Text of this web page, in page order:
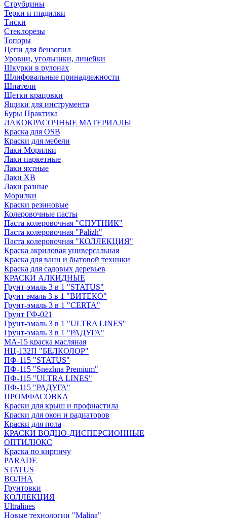
Струбцины
Терки и гладилки
Тиски
Стеклорезы
Топоры
Цепи для бензопил
Уровни, угольники, линейки
Шкурки в рулонах
Шлифовальные принадлежности
Шпатели
Щетки крацовки
Ящики для инструмента
Буры Практика
ЛАКОКРАСОЧНЫЕ МАТЕРИАЛЫ
Краска для OSB
Краски для мебели
Лаки Морилки
Лаки паркетные
Лаки яхтные
Лаки ХВ
Лаки разные
Морилки
Краски резиновые
Колеровочные пасты
Паста колеровочная "СПУТНИК"
Паста колеровочная "Palizh"
Паста колеровочная "КОЛЛЕКЦИЯ"
Краска акриловая универсальная
Краска для ванн и бытовой техники
Краска для садовых деревьев
КРАСКИ АЛКИДНЫЕ
Грунт-эмаль 3 в 1 "STATUS"
Грунт эмаль 3 в 1 "ВИТЕКО"
Грунт-эмаль 3 в 1 "CERTA"
Грунт ГФ-021
Грунт-эмаль 3 в 1 "ULTRA LINES"
Грунт-эмаль 3 в 1 "РАДУГА"
МА-15 краска масляная
НЦ-132П "БЕЛКОЛОР"
ПФ-115 "STATUS"
ПФ-115 "Snezhna Premium"
ПФ-115 "ULTRA LINES"
ПФ-115 "РАДУГА"
ПРОМФАСОВКА
Краски для крыш и профнастила
Краски для окон и радиаторов
Краски для пола
КРАСКИ ВОДНО-ДИСПЕРСИОННЫЕ
ОПТИЛЮКС
Краска по кирпичу
PARADE
STATUS
ВОЛНА
Грунтовки
КОЛЛЕКЦИЯ
Ultralines
Новые технологии "Malina"